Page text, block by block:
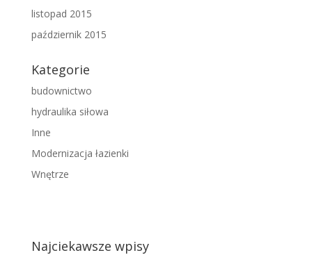
listopad 2015
październik 2015
Kategorie
budownictwo
hydraulika siłowa
Inne
Modernizacja łazienki
Wnętrze
Najciekawsze wpisy